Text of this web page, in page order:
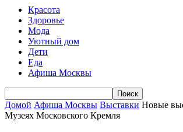
Красота
Здоровье
Мода
Уютный дом
Дети
Еда
Афиша Москвы
Домой Афиша Москвы Выставки Новые
Музеях Московского Кремля